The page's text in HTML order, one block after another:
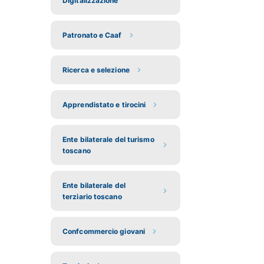
Patronato e Caaf
Ricerca e selezione
Apprendistato e tirocini
Ente bilaterale del turismo
toscano
Ente bilaterale del
terziario toscano
Confcommercio giovani